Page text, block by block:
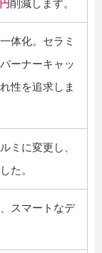
削減します。
体化。セラミ
ーナーキャッ
性を追求しま
ミに変更し、
た。
スマートなデ